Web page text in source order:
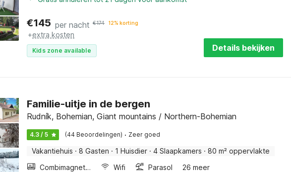
€145 per nacht €174 12% korting
+extra kosten
Kids zone available Details bekijken
Familie-uitje in de bergen
Rudník, Bohemian, Giant mountains / Northern-Bohemian
4.3 / 5 (44 Beoordelingen) · Zeer goed
Vakantiehuis · 8 Gasten · 1 Huisdier · 4 Slaapkamers · 80 m² oppervlakte
Combimagnetron
Wifi Parasol
26 meer